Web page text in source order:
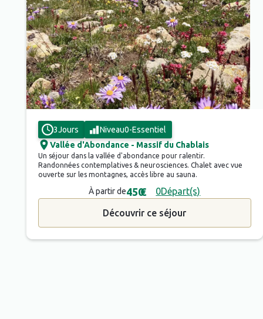
3Jours Niveau0-Essentiel
Vallée d'Abondance - Massif du Chablais
Un séjour dans la vallée d'abondance pour ralentir.
Randonnées contemplatives & neurosciences. Chalet avec vue
ouverte sur les montagnes, accès libre au sauna.
À partir de450€ 0Départ(s)
Découvrir ce séjour